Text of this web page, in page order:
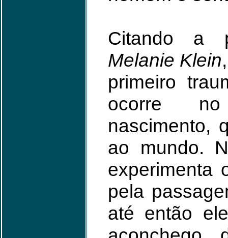
Citando a
Melanie Klein
primeiro
ocorre
nascimento,
ao mundo.
experimenta
pela
até então